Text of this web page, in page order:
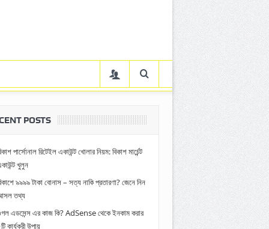
POSTS
পার্সোনাল রিটেইল একাউন্ট খোলার নিয়ম: বিকাশ মার্চেন্ট
খুলুন
৯৯৯৯ টাকা বোনাস – সত্য নাকি প্রতারণা? জেনে নিন
তথ্য
এডসেন্স এর কাজ কি? AdSense থেকে ইনকাম করার
কার্যকরী উপায়